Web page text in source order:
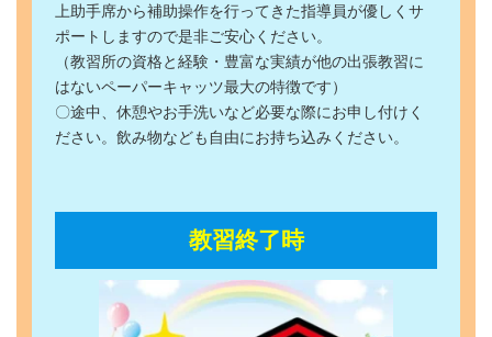
上助手席から補助操作を行ってきた指導員が優しくサ
ポートしますので是非ご安心ください。
（教習所の資格と経験・豊富な実績が他の出張教習に
はないペーパーキャッツ最大の特徴です）
〇途中、休憩やお手洗いなど必要な際にお申し付けく
ださい。飲み物なども自由にお持ち込みください。
教習終了時